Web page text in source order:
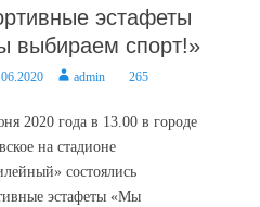
эстафеты
выбираем спорт!»
Authoradmin 265
2020 года в 13.00 в городе
на стадионе
состоялись
эстафеты «Мы